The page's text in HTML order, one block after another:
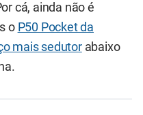
cá, ainda não é
o P50 Pocket da
mais sedutorabaixo